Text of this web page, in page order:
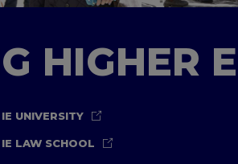
HIGHER
IE UNIVERSITY
IE LAW SCHOOL